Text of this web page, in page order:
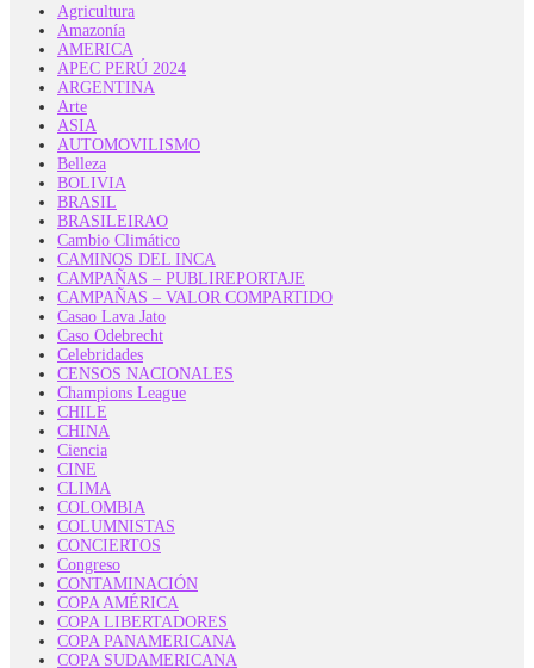
Agricultura
Amazonía
AMERICA
APEC PERÚ 2024
ARGENTINA
Arte
ASIA
AUTOMOVILISMO
Belleza
BOLIVIA
BRASIL
BRASILEIRAO
Cambio Climático
CAMINOS DEL INCA
CAMPAÑAS – PUBLIREPORTAJE
CAMPAÑAS – VALOR COMPARTIDO
Casao Lava Jato
Caso Odebrecht
Celebridades
CENSOS NACIONALES
Champions League
CHILE
CHINA
Ciencia
CINE
CLIMA
COLOMBIA
COLUMNISTAS
CONCIERTOS
Congreso
CONTAMINACIÓN
COPA AMÉRICA
COPA LIBERTADORES
COPA PANAMERICANA
COPA SUDAMERICANA